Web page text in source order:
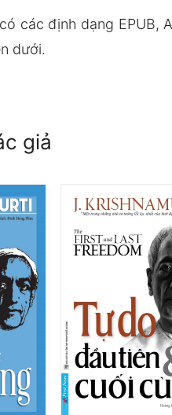
các định dạng EPUB,
dưới.
giả